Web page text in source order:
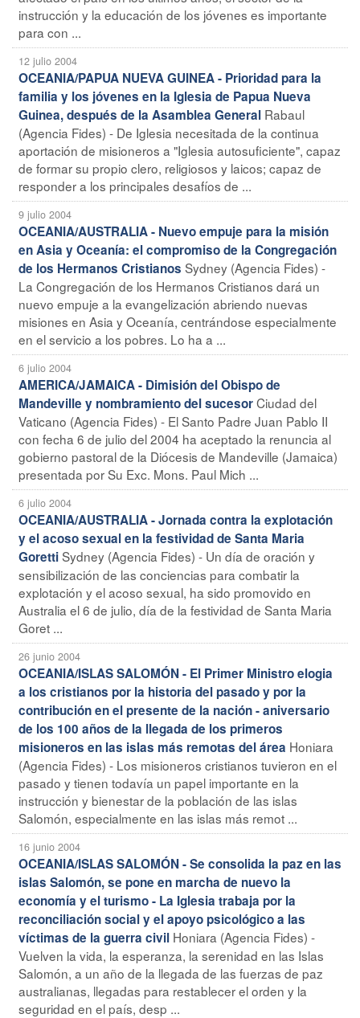
instrucción y la educación de los jóvenes es importante
para con ...
12 julio 2004
OCEANIA/PAPUA NUEVA GUINEA - Prioridad para la
familia y los jóvenes en la Iglesia de Papua Nueva
Guinea, después de la Asamblea General Rabaul
(Agencia Fides) - De Iglesia necesitada de la continua
aportación de misioneros a "Iglesia autosuficiente", capaz
de formar su propio clero, religiosos y laicos; capaz de
responder a los principales desafíos de ...
9 julio 2004
OCEANIA/AUSTRALIA - Nuevo empuje para la misión
en Asia y Oceanía: el compromiso de la Congregación
de los Hermanos Cristianos Sydney (Agencia Fides) -
La Congregación de los Hermanos Cristianos dará un
nuevo empuje a la evangelización abriendo nuevas
misiones en Asia y Oceanía, centrándose especialmente
en el servicio a los pobres. Lo ha a ...
6 julio 2004
AMERICA/JAMAICA - Dimisión del Obispo de
Mandeville y nombramiento del sucesorCiudad del
Vaticano (Agencia Fides) - El Santo Padre Juan Pablo II
con fecha 6 de julio del 2004 ha aceptado la renuncia al
gobierno pastoral de la Diócesis de Mandeville (Jamaica)
presentada por Su Exc. Mons. Paul Mich ...
6 julio 2004
OCEANIA/AUSTRALIA - Jornada contra la explotación
y el acoso sexual en la festividad de Santa Maria
GorettiSydney (Agencia Fides) - Un día de oración y
sensibilización de las conciencias para combatir la
explotación y el acoso sexual, ha sido promovido en
Australia el 6 de julio, día de la festividad de Santa Maria
Goret ...
26 junio 2004
OCEANIA/ISLAS SALOMÓN - El Primer Ministro elogia
a los cristianos por la historia del pasado y por la
contribución en el presente de la nación - aniversario
de los 100 años de la llegada de los primeros
misioneros en las islas más remotas del área Honiara
(Agencia Fides) - Los misioneros cristianos tuvieron en el
pasado y tienen todavía un papel importante en la
instrucción y bienestar de la población de las islas
Salomón, especialmente en las islas más remot ...
16 junio 2004
OCEANIA/ISLAS SALOMÓN - Se consolida la paz en las
islas Salomón, se pone en marcha de nuevo la
economía y el turismo - La Iglesia trabaja por la
reconciliación social y el apoyo psicológico a las
víctimas de la guerra civil Honiara (Agencia Fides) -
Vuelven la vida, la esperanza, la serenidad en las Islas
Salomón, a un año de la llegada de las fuerzas de paz
australianas, llegadas para restablecer el orden y la
seguridad en el país, desp ...